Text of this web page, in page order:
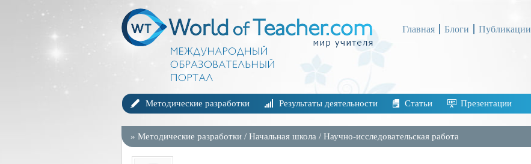
Главная Блоги Публикации
Методические разработки Результаты деятельности Статьи Презентации
» Методические разработки / Начальная школа / Научно-исследовательская работа